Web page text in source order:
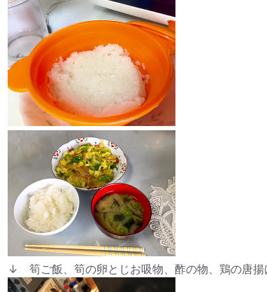
↓ 筍ご飯、筍の卵とじお吸物、酢の物、鶏の唐